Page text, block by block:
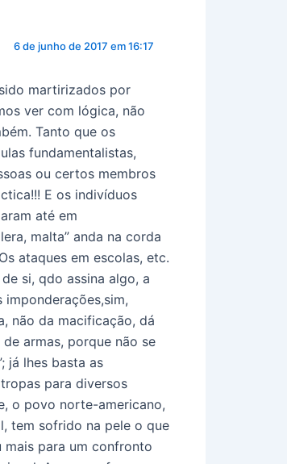
6 de junho de 2017 em 16:17
martirizados por
ver com lógica, não
Tanto que os
fundamentalistas,
ou certos membros
E os indivíduos
até em
malta” anda na corda
ataques em escolas, etc.
si, qdo assina algo, a
não da macificação, dá
armas, porque não se
já lhes basta as
para diversos
o povo norte-americano,
tem sofrido na pele o que
mais para um confronto